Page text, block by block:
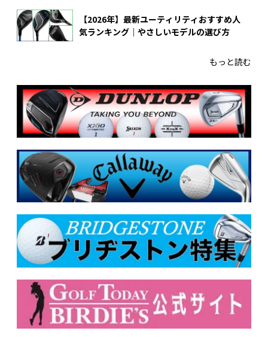
【2026年】最新ユーティリティおすすめ人
気ランキング｜やさしいモデルの選び方
もっと読む